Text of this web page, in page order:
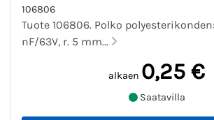
106806
Tuote 106806. Polko
nF/63V, r. 5 mm...
alkaen 0,25 €
Saatavilla